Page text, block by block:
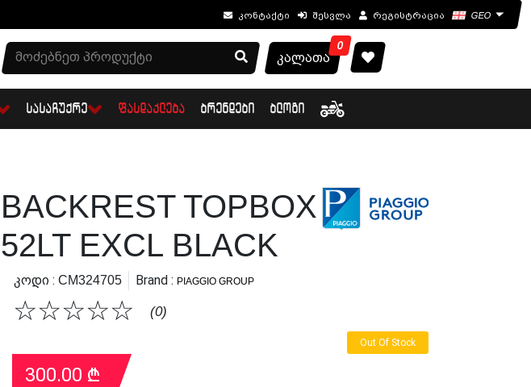
კონტაქტი შესვლა რეგისტრაცია GEO
0
კალათა
ᲡᲐᲡᲐᲩᲣᲥᲠᲔ ᲤᲐᲡᲓᲐᲙᲚᲔᲑᲐ ᲑᲠᲔᲜᲓᲔᲑᲘ ᲑᲚᲝᲒᲘ
BACKREST TOPBOX
52LT EXCL BLACK
Კოდი : CM324705 Brand : PIAGGIO GROUP
☆
☆
☆
☆
☆ (0)
Out Of Stock
300.00 ₾